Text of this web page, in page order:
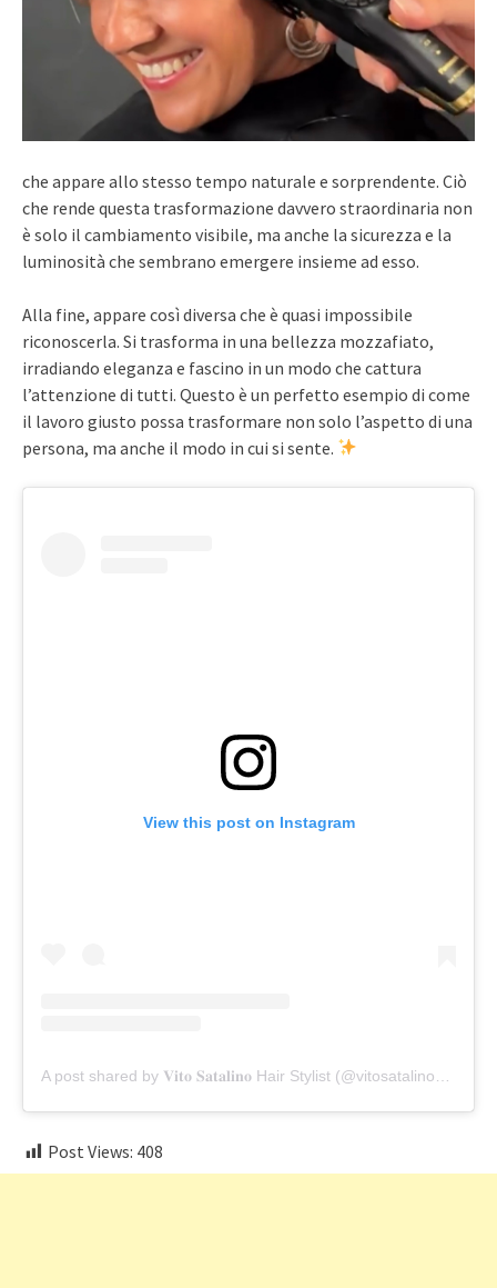
che appare allo stesso tempo naturale e sorprendente. Ciò
che rende questa trasformazione davvero straordinaria non
è solo il cambiamento visibile, ma anche la sicurezza e la
luminosità che sembrano emergere insieme ad esso.
Alla fine, appare così diversa che è quasi impossibile
riconoscerla. Si trasforma in una bellezza mozzafiato,
irradiando eleganza e fascino in un modo che cattura
l’attenzione di tutti. Questo è un perfetto esempio di come
il lavoro giusto possa trasformare non solo l’aspetto di una
persona, ma anche il modo in cui si sente.
View this post on Instagram
Post Views: 408